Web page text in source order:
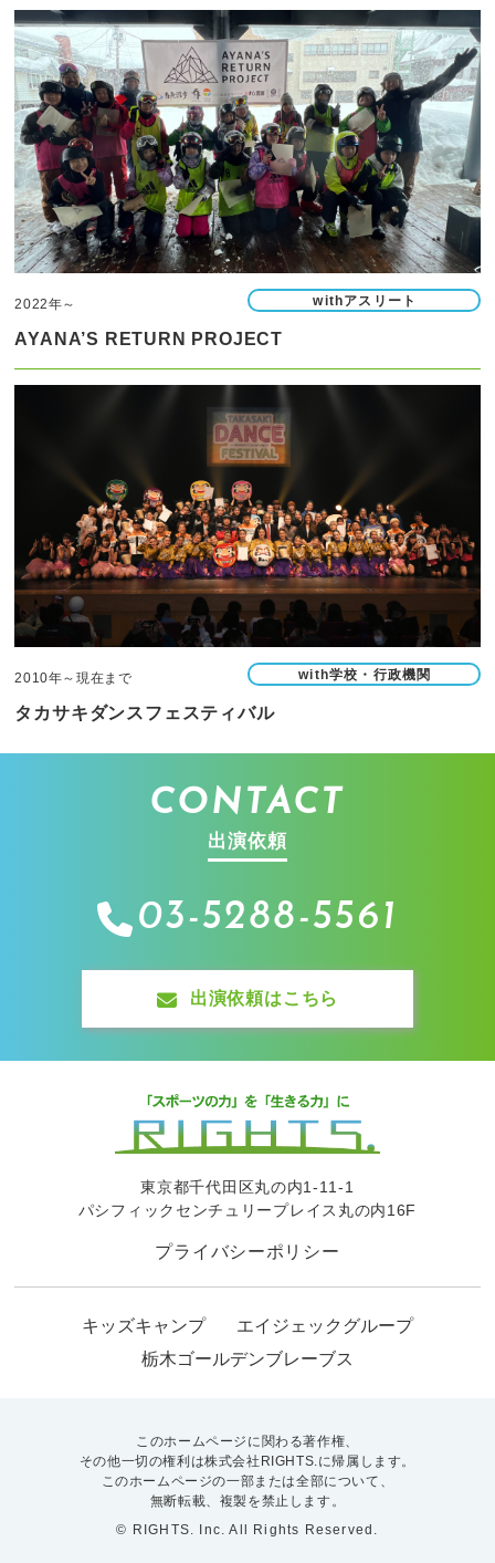
2022年～ withアスリート
AYANA’S RETURN PROJECT
2010年～現在まで with学校・行政機関
タカサキダンスフェスティバル
CONTACT
出演依頼
03-5288-5561
出演依頼はこちら
東京都千代田区丸の内1-11-1
パシフィックセンチュリープレイス丸の内16F
プライバシーポリシー
キッズキャンプ
エイジェックグループ
栃木ゴールデンブレーブス
このホームページに関わる著作権、
その他一切の権利は株式会社RIGHTS.に帰属します。
このホームページの一部または全部について、
無断転載、複製を禁止します。
© RIGHTS. Inc. All Rights Reserved.